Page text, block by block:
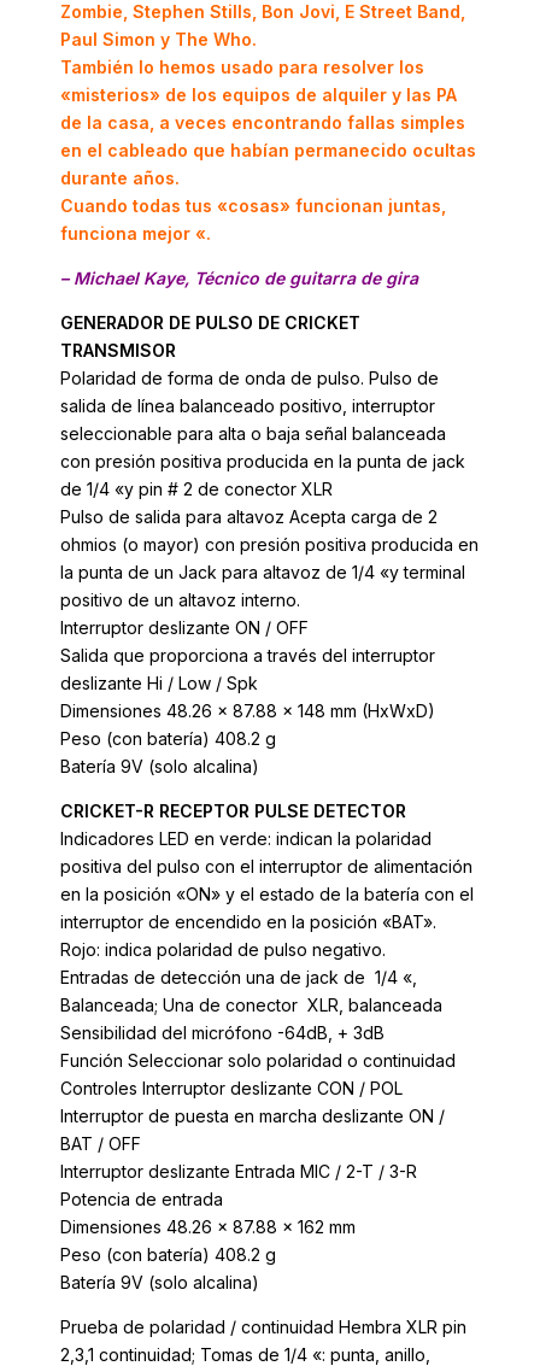
Zombie, Stephen Stills, Bon Jovi, E Street Band,
Paul Simon y The Who.
También lo hemos usado para resolver los
«misterios» de los equipos de alquiler y las PA
de la casa, a veces encontrando fallas simples
en el cableado que habían permanecido ocultas
durante años.
Cuando todas tus «cosas» funcionan juntas,
funciona mejor «.
– Michael Kaye, Técnico de guitarra de gira
GENERADOR DE PULSO DE CRICKET
TRANSMISOR
Polaridad de forma de onda de pulso. Pulso de
salida de línea balanceado positivo, interruptor
seleccionable para alta o baja señal balanceada
con presión positiva producida en la punta de jack
de 1/4 «y pin # 2 de conector XLR
Pulso de salida para altavoz Acepta carga de 2
ohmios (o mayor) con presión positiva producida en
la punta de un Jack para altavoz de 1/4 «y terminal
positivo de un altavoz interno.
Interruptor deslizante ON / OFF
Salida que proporciona a través del interruptor
deslizante Hi / Low / Spk
Dimensiones 48.26 x 87.88 x 148 mm (HxWxD)
Peso (con batería) 408.2 g
Batería 9V (solo alcalina)
CRICKET-R RECEPTOR PULSE DETECTOR
Indicadores LED en verde: indican la polaridad
positiva del pulso con el interruptor de alimentación
en la posición «ON» y el estado de la batería con el
interruptor de encendido en la posición «BAT».
Rojo: indica polaridad de pulso negativo.
Entradas de detección una de jack de 1/4 «,
Balanceada; Una de conector XLR, balanceada
Sensibilidad del micrófono -64dB, + 3dB
Función Seleccionar solo polaridad o continuidad
Controles Interruptor deslizante CON / POL
Interruptor de puesta en marcha deslizante ON /
BAT / OFF
Interruptor deslizante Entrada MIC / 2-T / 3-R
Potencia de entrada
Dimensiones 48.26 x 87.88 x 162 mm
Peso (con batería) 408.2 g
Batería 9V (solo alcalina)
Prueba de polaridad / continuidad Hembra XLR pin
2,3,1 continuidad; Tomas de 1/4 «: punta, anillo,